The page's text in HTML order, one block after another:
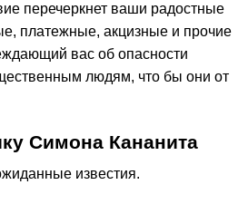
перечеркнет ваши радостные
платежные, акцизные и прочие
вас об опасности
людям, что бы они от
Симона Кананита
известия.